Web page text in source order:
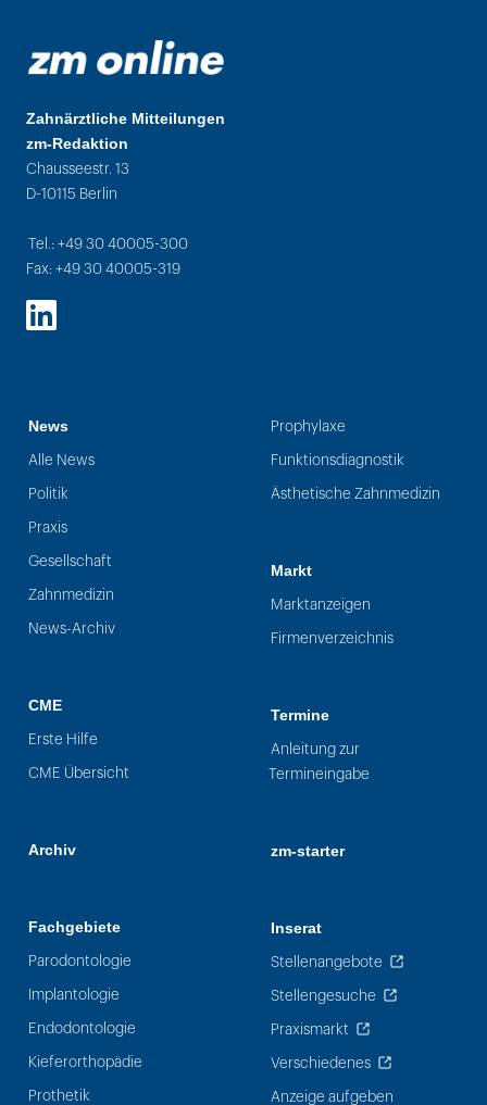
Zahnärztliche Mitteilungen
zm-Redaktion
Chausseestr. 13
D-10115 Berlin
Tel.: +49 30 40005-300
Fax: +49 30 40005-319
LinkedIn
News
Alle News
Politik
Praxis
Gesellschaft
Zahnmedizin
News-Archiv
CME
Erste Hilfe
CME Übersicht
Archiv
Fachgebiete
Parodontologie
Implantologie
Endodontologie
Kieferorthopädie
Prothetik
Prophylaxe
Funktionsdiagnostik
Ästhetische Zahnmedizin
Markt
Marktanzeigen
Firmenverzeichnis
Termine
Anleitung zur
Termineingabe
zm-starter
Inserat
Stellenangebote
Stellengesuche
Praxismarkt
Verschiedenes
Anzeige aufgeben